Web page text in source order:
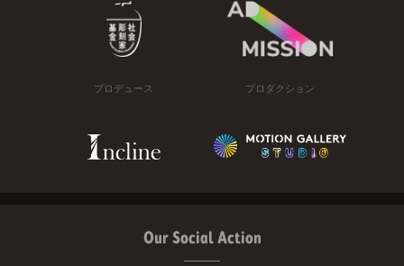
プロデュース プロダクション
Our Social Action